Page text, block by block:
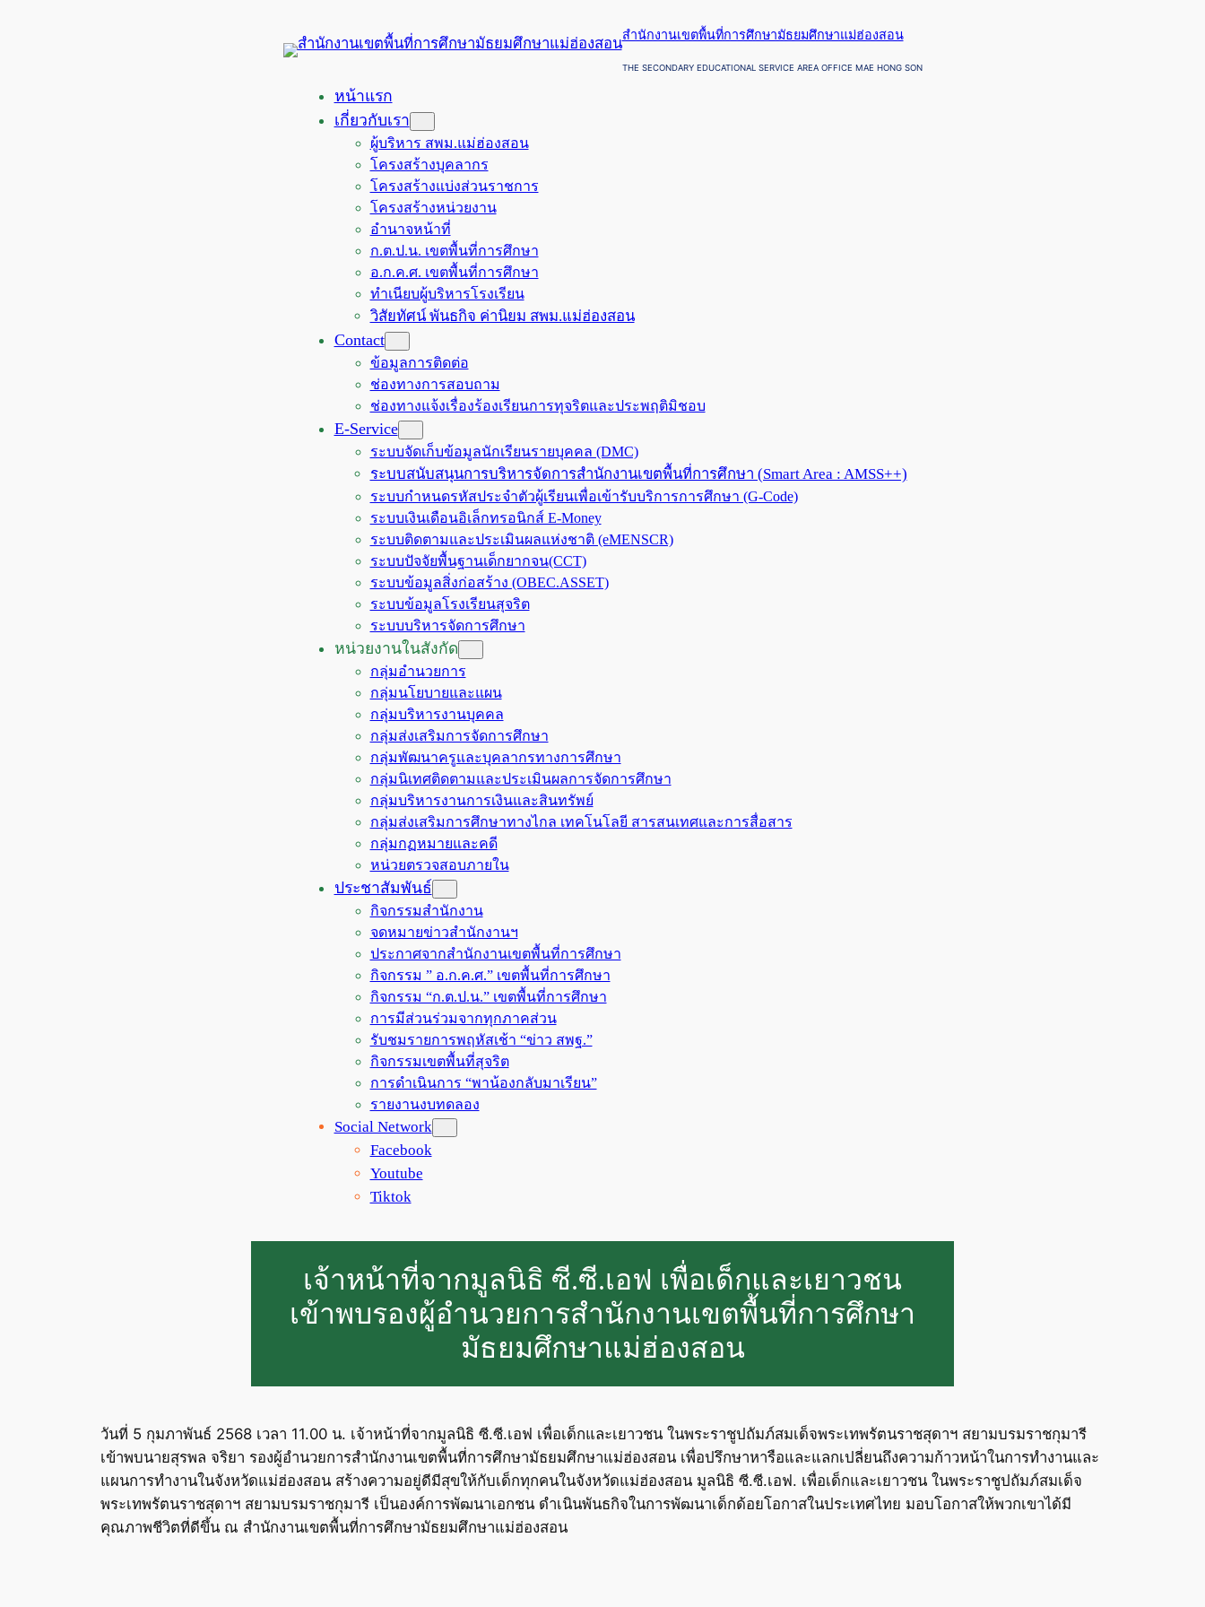
สำนักงานเขตพื้นที่การศึกษามัธยมศึกษาแม่ฮ่องสอน
THE SECONDARY EDUCATIONAL SERVICE AREA OFFICE MAE HONG SON
หน้าแรก
เกี่ยวกับเรา
ผู้บริหาร สพม.แม่ฮ่องสอน
โครงสร้างบุคลากร
โครงสร้างแบ่งส่วนราชการ
โครงสร้างหน่วยงาน
อำนาจหน้าที่
ก.ต.ป.น. เขตพื้นที่การศึกษา
อ.ก.ค.ศ. เขตพื้นที่การศึกษา
ทำเนียบผู้บริหารโรงเรียน
วิสัยทัศน์ พันธกิจ ค่านิยม สพม.แม่ฮ่องสอน
Contact
ข้อมูลการติดต่อ
ช่องทางการสอบถาม
ช่องทางแจ้งเรื่องร้องเรียนการทุจริตและประพฤติมิชอบ
E-Service
ระบบจัดเก็บข้อมูลนักเรียนรายบุคคล (DMC)
ระบบสนับสนุนการบริหารจัดการสำนักงานเขตพื้นที่การศึกษา (Smart Area : AMSS++)
ระบบกำหนดรหัสประจำตัวผู้เรียนเพื่อเข้ารับบริการการศึกษา (G-Code)
ระบบเงินเดือนอิเล็กทรอนิกส์ E-Money
ระบบติดตามและประเมินผลแห่งชาติ (eMENSCR)
ระบบปัจจัยพื้นฐานเด็กยากจน(CCT)
ระบบข้อมูลสิ่งก่อสร้าง (OBEC.ASSET)
ระบบข้อมูลโรงเรียนสุจริต
ระบบบริหารจัดการศึกษา
หน่วยงานในสังกัด
กลุ่มอำนวยการ
กลุ่มนโยบายและแผน
กลุ่มบริหารงานบุคคล
กลุ่มส่งเสริมการจัดการศึกษา
กลุ่มพัฒนาครูและบุคลากรทางการศึกษา
กลุ่มนิเทศติดตามและประเมินผลการจัดการศึกษา
กลุ่มบริหารงานการเงินและสินทรัพย์
กลุ่มส่งเสริมการศึกษาทางไกล เทคโนโลยี สารสนเทศและการสื่อสาร
กลุ่มกฏหมายและคดี
หน่วยตรวจสอบภายใน
ประชาสัมพันธ์
กิจกรรมสำนักงาน
จดหมายข่าวสำนักงานฯ
ประกาศจากสำนักงานเขตพื้นที่การศึกษา
กิจกรรม ” อ.ก.ค.ศ.” เขตพื้นที่การศึกษา
กิจกรรม “ก.ต.ป.น.” เขตพื้นที่การศึกษา
การมีส่วนร่วมจากทุกภาคส่วน
รับชมรายการพฤหัสเช้า “ข่าว สพฐ.”
กิจกรรมเขตพื้นที่สุจริต
การดำเนินการ “พาน้องกลับมาเรียน”
รายงานงบทดลอง
Social Network
Facebook
Youtube
Tiktok
เจ้าหน้าที่จากมูลนิธิ ซี.ซี.เอฟ เพื่อเด็กและเยาวชน
เข้าพบรองผู้อำนวยการสำนักงานเขตพื้นที่การศึกษา
มัธยมศึกษาแม่ฮ่องสอน
วันที่ 5 กุมภาพันธ์ 2568 เวลา 11.00 น. เจ้าหน้าที่จากมูลนิธิ ซี.ซี.เอฟ เพื่อเด็กและเยาวชน ในพระราชูปถัมภ์สมเด็จพระเทพรัตนราชสุดาฯ สยามบรมราชกุมารี
เข้าพบนายสุรพล จริยา รองผู้อำนวยการสำนักงานเขตพื้นที่การศึกษามัธยมศึกษาแม่ฮ่องสอน เพื่อปรึกษาหารือและแลกเปลี่ยนถึงความก้าวหน้าในการทำงานและ
แผนการทำงานในจังหวัดแม่ฮ่องสอน สร้างความอยู่ดีมีสุขให้กับเด็กทุกคนในจังหวัดแม่ฮ่องสอน มูลนิธิ ซี.ซี.เอฟ. เพื่อเด็กและเยาวชน ในพระราชูปถัมภ์สมเด็จ
พระเทพรัตนราชสุดาฯ สยามบรมราชกุมารี เป็นองค์การพัฒนาเอกชน ดำเนินพันธกิจในการพัฒนาเด็กด้อยโอกาสในประเทศไทย มอบโอกาสให้พวกเขาได้มี
คุณภาพชีวิตที่ดีขึ้น ณ สำนักงานเขตพื้นที่การศึกษามัธยมศึกษาแม่ฮ่องสอน